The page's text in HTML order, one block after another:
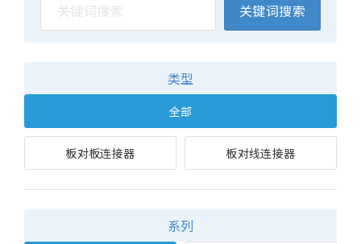
关键词搜索
类型
全部
板对板连接器 板对线连接器
系列